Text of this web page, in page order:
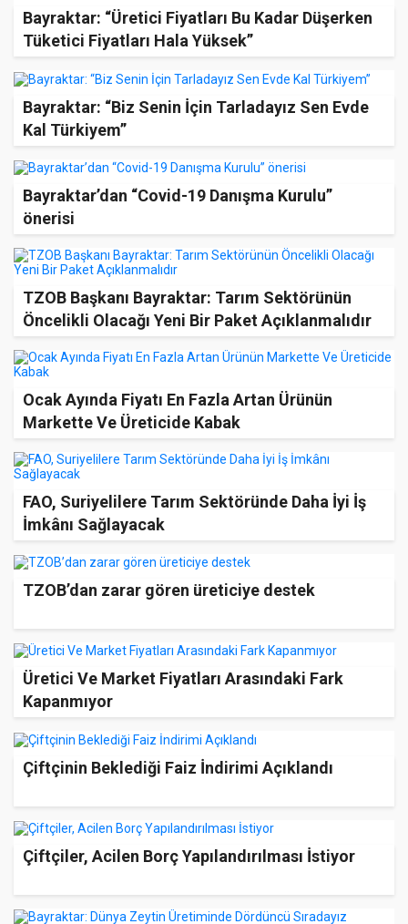
Bayraktar: “Üretici Fiyatları Bu Kadar Düşerken
Tüketici Fiyatları Hala Yüksek”
Bayraktar: “Biz Senin İçin Tarladayız Sen Evde
Kal Türkiyem”
Bayraktar’dan “Covid-19 Danışma Kurulu”
önerisi
TZOB Başkanı Bayraktar: Tarım Sektörünün
Öncelikli Olacağı Yeni Bir Paket Açıklanmalıdır
Ocak Ayında Fiyatı En Fazla Artan Ürünün
Markette Ve Üreticide Kabak
FAO, Suriyelilere Tarım Sektöründe Daha İyi İş
İmkânı Sağlayacak
TZOB’dan zarar gören üreticiye destek
Üretici Ve Market Fiyatları Arasındaki Fark
Kapanmıyor
Çiftçinin Beklediği Faiz İndirimi Açıklandı
Çiftçiler, Acilen Borç Yapılandırılması İstiyor